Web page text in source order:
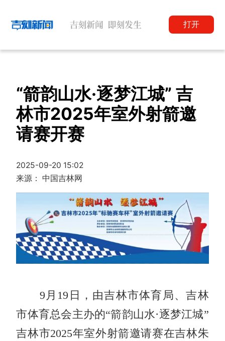
打开
“箭韵山水·逐梦江城” 吉
林市2025年室外射箭邀
请赛开赛
2025-09-20 15:02
来源： 中国吉林网
9月19日，由吉林市体育局、吉林
市体育总会主办的“箭韵山水·逐梦江城”
吉林市2025年室外射箭邀请赛在吉林朱